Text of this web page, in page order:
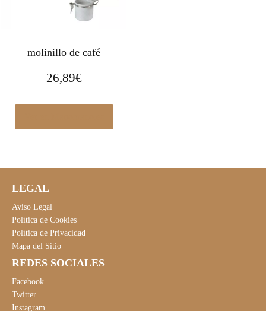
molinillo de café
26,89€
LEGAL
Aviso Legal
Política de Cookies
Política de Privacidad
Mapa del Sitio
REDES SOCIALES
Facebook
Twitter
Instagram